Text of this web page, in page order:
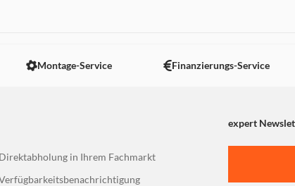
Sie bringt eine sanfte Beleuchtung in dein
praktische Funktionen. Drehe einfach den Knopf,
Montage-Service Finanzierungs-Service
expert
Direktabholung in Ihrem Fachmarkt